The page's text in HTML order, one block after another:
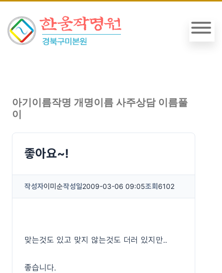
아기이름작명 개명이름 사주상담 이름풀
이
좋아요~!
작성자이미순작성일2009-03-06 09:05조회 6102
맞는것도 있고 맞지 않는것도 더러 있지만..
좋습니다.